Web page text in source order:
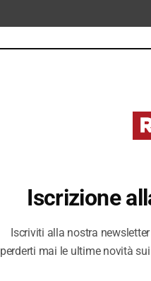
Iscrizione
Iscriviti alla nostra
perderti mai le ultime novità